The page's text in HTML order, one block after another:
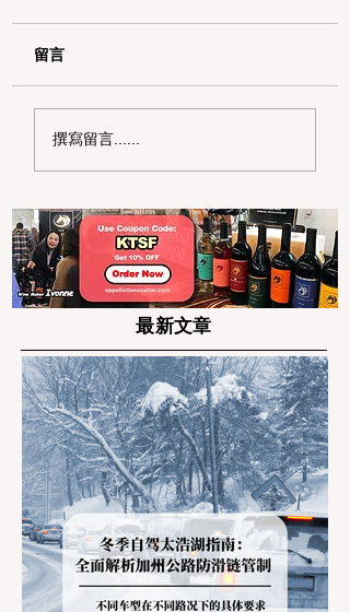
2026 年湾区送礼终极
留言
撰寫留言......
最新文章